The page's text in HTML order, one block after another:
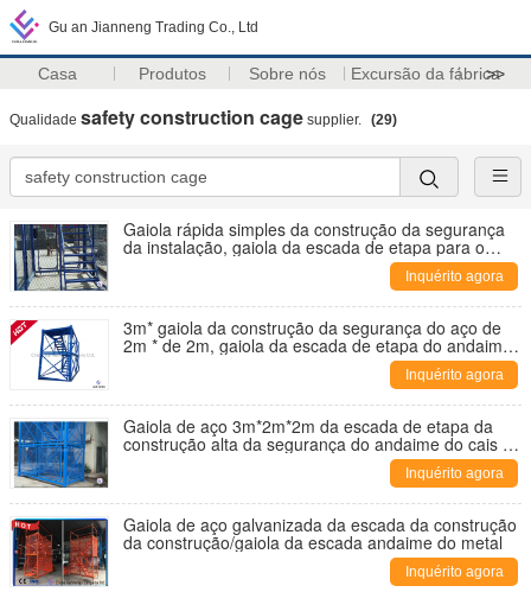
Gu an Jianneng Trading Co., Ltd
Casa Produtos Sobre nós Excursão da fábrica
>>
Qualidade safety construction cage supplier. (29)
Gaiola rápida simples da construção da segurança
da instalação, gaiola da escada de etapa para o
Inquérito agora
3m* gaiola da construção da segurança do aço de
2m * de 2m, gaiola da escada de etapa do andaime
Inquérito agora
Gaiola de aço 3m*2m*2m da escada de etapa da
construção alta da segurança do andaime do cais da
Inquérito agora
Gaiola de aço galvanizada da escada da construção
da construção/gaiola da escada andaime do metal
Inquérito agora